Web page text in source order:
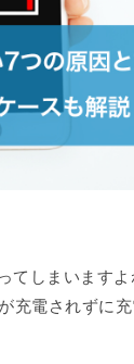
しまいますよ
充電されずに